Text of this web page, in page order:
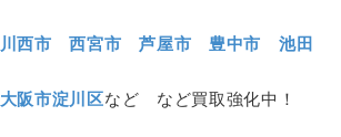
川西市 西宮市 芦屋市 豊中市
池田
大阪市淀川区など など買取強化中！